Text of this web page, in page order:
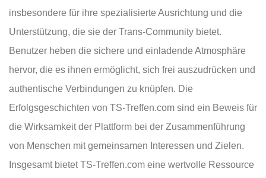
insbesondere für ihre spezialisierte Ausrichtung und die
Unterstützung, die sie der Trans-Community bietet.
Benutzer heben die sichere und einladende Atmosphäre
hervor, die es ihnen ermöglicht, sich frei auszudrücken und
authentische Verbindungen zu knüpfen. Die
Erfolgsgeschichten von TS-Treffen.com sind ein Beweis für
die Wirksamkeit der Plattform bei der Zusammenführung
von Menschen mit gemeinsamen Interessen und Zielen.
Insgesamt bietet TS-Treffen.com eine wertvolle Ressource